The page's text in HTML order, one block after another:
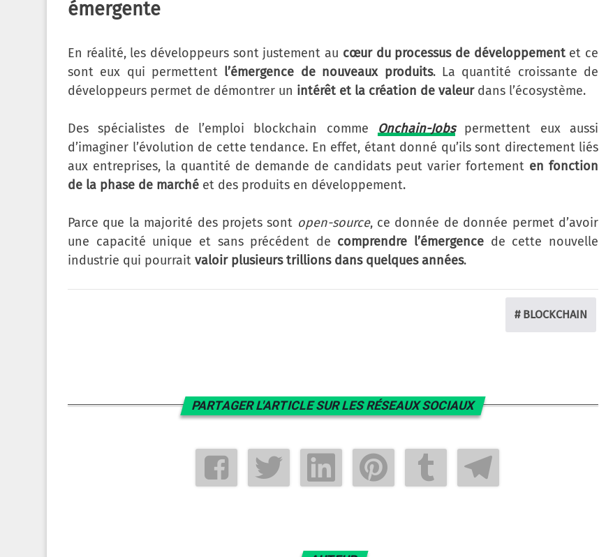
émergente
En réalité, les développeurs sont justement au cœur du processus de développementet ce
sont eux qui permettent l’émergence de nouveaux produits. La quantité croissante de
développeurs permet de démontrer un intérêt et la création de valeurdans l’écosystème.
Des spécialistes de l’emploi blockchain comme Onchain-Jobspermettent eux aussi
d’imaginer l’évolution de cette tendance. En effet, étant donné qu’ils sont directement liés
aux entreprises, la quantité de demande de candidats peut varier fortement en fonction
de la phase de marché et des produits en développement.
Parce que la majorité des projets sont open-source, ce donnée de donnée permet d’avoir
une capacité unique et sans précédent de comprendre l’émergence de cette nouvelle
industrie qui pourrait valoir plusieurs trillions dans quelques années.
# BLOCKCHAIN
PARTAGER L'ARTICLE SUR LES RÉSEAUX SOCIAUX